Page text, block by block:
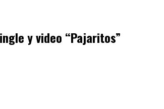
y video “Pajaritos”